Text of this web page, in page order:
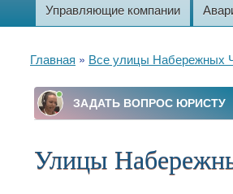
Главное меню
Управляющие компании
Главная » Все улицы Набережных
Улицы